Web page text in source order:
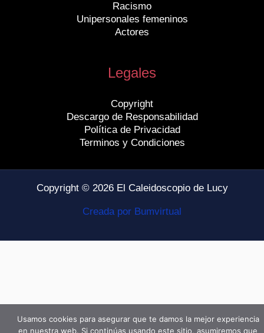
Racismo
Unipersonales femeninos
Actores
Legales
Copyright
Descargo de Responsabilidad
Política de Privacidad
Terminos y Condiciones
Copyright © 2026 El Caleidoscopio de Lucy
Creada por Bumvirtual
Usamos cookies para asegurar que te damos la mejor experiencia
en nuestra web. Si continúas usando este sitio, asumiremos que